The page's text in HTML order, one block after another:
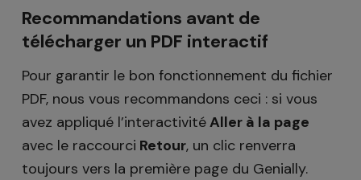
Recommandations avant de
télécharger un PDF interactif
Pour garantir le bon fonctionnement du fichier
PDF, nous vous recommandons ceci : si vous
avez appliqué l’interactivitéAller à la page
avec le raccourci Retour, un clic renverra
toujours vers la première page du Genially.